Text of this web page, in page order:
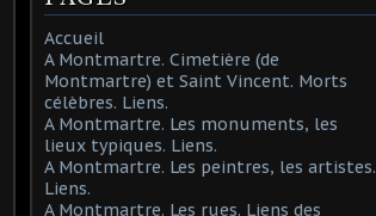
Accueil
A Montmartre. Cimetière (de
Montmartre) et Saint Vincent. Morts
célèbres. Liens.
A Montmartre. Les monuments, les
lieux typiques. Liens.
A Montmartre. Les peintres, les artistes.
Liens.
A Montmartre. Les rues. Liens des